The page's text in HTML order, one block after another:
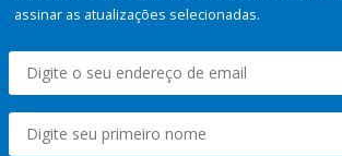
assinar as atualizações selecionadas.